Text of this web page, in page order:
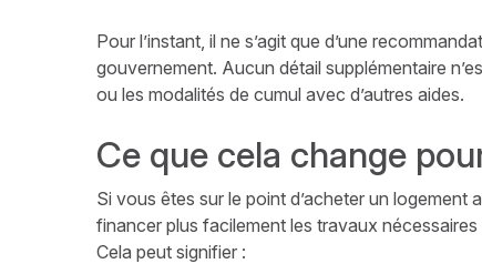
Pour l’instant, il ne s’agit que d’une
gouvernement. Aucun détail supplémentaire
ou les modalités de cumul avec d’autres aides.
Ce que cela change
Si vous êtes sur le point d’acheter un
financer plus facilement les travaux nécessaires
Cela peut signifier :